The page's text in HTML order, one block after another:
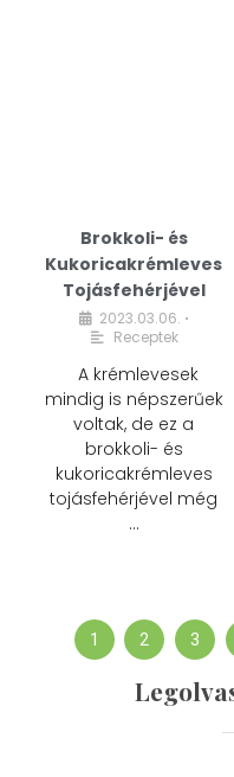
Brokkoli- és
Kukoricakrémleves
Tojásfehérjével
2023.03.06. •
Receptek
A krémlevesek
mindig is népszerűek
voltak, de ez a
brokkoli- és
kukoricakrémleves
tojásfehérjével még
…
1 2 3